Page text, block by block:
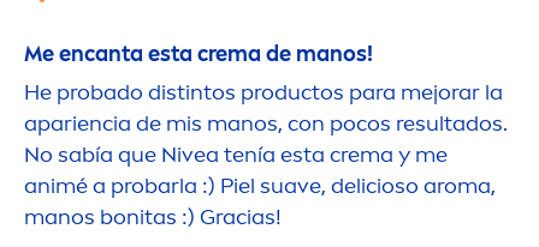
Me encanta esta crema de manos!
He probado distintos productos para mejorar la
apariencia de mis manos, con pocos resultados.
No sabía que Nivea tenía esta crema y me
animé a probarla :) Piel suave, delicioso aroma,
manos bonitas :) Gracias!